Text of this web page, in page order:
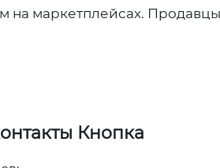
на маркетплейсах.
Кнопка